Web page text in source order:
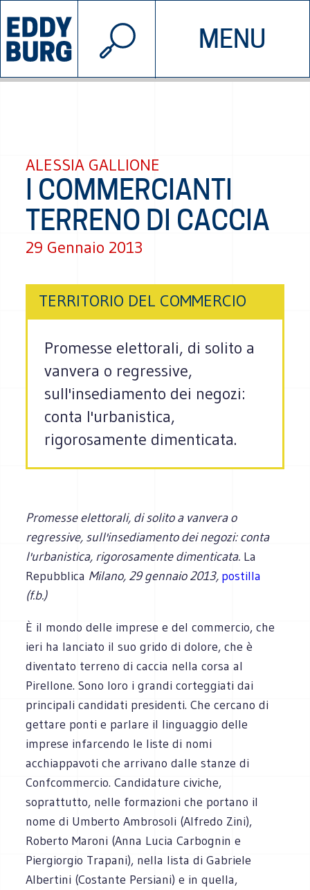
MENU
INIZIATIVE CHI SIAMO
© 2026 EDDYBURG
ALESSIA GALLIONE
I COMMERCIANTI
TERRENO DI CACCIA
29 Gennaio 2013
TERRITORIO DEL COMMERCIO
Promesse elettorali, di solito a
vanvera o regressive,
sull'insediamento dei negozi:
conta l'urbanistica,
rigorosamente dimenticata.
Promesse elettorali, di solito a vanvera o
regressive, sull'insediamento dei negozi: conta
l'urbanistica, rigorosamente dimenticata. La
Repubblica Milano, 29 gennaio 2013, postilla
(f.b.)
È il mondo delle imprese e del commercio, che
ieri ha lanciato il suo grido di dolore, che è
diventato terreno di caccia nella corsa al
Pirellone. Sono loro i grandi corteggiati dai
principali candidati presidenti. Che cercano di
gettare ponti e parlare il linguaggio delle
imprese infarcendo le liste di nomi
acchiappavoti che arrivano dalle stanze di
Confcommercio. Candidature civiche,
soprattutto, nelle formazioni che portano il
nome di Umberto Ambrosoli (Alfredo Zini),
Roberto Maroni (Anna Lucia Carbognin e
Piergiorgio Trapani), nella lista di Gabriele
Albertini (Costante Persiani) e in quella,